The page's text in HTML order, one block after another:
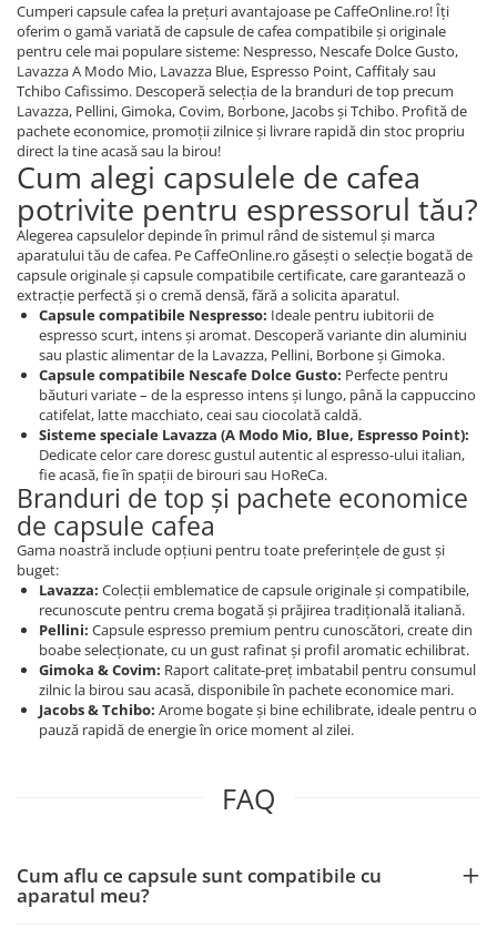
Cumperi capsule cafea la prețuri avantajoase pe CaffeOnline.ro! Îți
oferim o gamă variată de capsule de cafea compatibile și originale
pentru cele mai populare sisteme: Nespresso, Nescafe Dolce Gusto,
Lavazza A Modo Mio, Lavazza Blue, Espresso Point, Caffitaly sau
Tchibo Cafissimo. Descoperă selecția de la branduri de top precum
Lavazza, Pellini, Gimoka, Covim, Borbone, Jacobs și Tchibo. Profită de
pachete economice, promoții zilnice și livrare rapidă din stoc propriu
direct la tine acasă sau la birou!
Cum alegi capsulele de cafea
potrivite pentru espressorul tău?
Alegerea capsulelor depinde în primul rând de sistemul și marca
aparatului tău de cafea. Pe CaffeOnline.ro găsești o selecție bogată de
capsule originale și capsule compatibile certificate, care garantează o
extracție perfectă și o cremă densă, fără a solicita aparatul.
Capsule compatibile Nespresso: Ideale pentru iubitorii de
espresso scurt, intens și aromat. Descoperă variante din aluminiu
sau plastic alimentar de la Lavazza, Pellini, Borbone și Gimoka.
Capsule compatibile Nescafe Dolce Gusto: Perfecte pentru
băuturi variate – de la espresso intens și lungo, până la cappuccino
catifelat, latte macchiato, ceai sau ciocolată caldă.
Sisteme speciale Lavazza (A Modo Mio, Blue, Espresso Point):
Dedicate celor care doresc gustul autentic al espresso-ului italian,
fie acasă, fie în spații de birouri sau HoReCa.
Branduri de top și pachete economice
de capsule cafea
Gama noastră include opțiuni pentru toate preferințele de gust și
buget:
Lavazza: Colecții emblematice de capsule originale și compatibile,
recunoscute pentru crema bogată și prăjirea tradițională italiană.
Pellini: Capsule espresso premium pentru cunoscători, create din
boabe selecționate, cu un gust rafinat și profil aromatic echilibrat.
Gimoka & Covim: Raport calitate-preț imbatabil pentru consumul
zilnic la birou sau acasă, disponibile în pachete economice mari.
Jacobs & Tchibo: Arome bogate și bine echilibrate, ideale pentru o
pauză rapidă de energie în orice moment al zilei.
FAQ
Cum aflu ce capsule sunt compatibile cu
aparatul meu?